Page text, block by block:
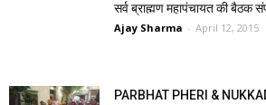
सर्व ब्राह्मण महापंचायत की बैठक
Ajay Sharma - April 12, 2015
PARBHAT PHERI &